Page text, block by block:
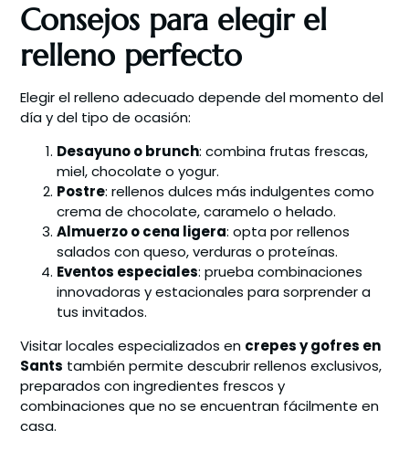
Consejos para elegir el
relleno perfecto
Elegir el relleno adecuado depende del momento del
día y del tipo de ocasión:
Desayuno o brunch: combina frutas frescas,
miel, chocolate o yogur.
Postre: rellenos dulces más indulgentes como
crema de chocolate, caramelo o helado.
Almuerzo o cena ligera: opta por rellenos
salados con queso, verduras o proteínas.
Eventos especiales: prueba combinaciones
innovadoras y estacionales para sorprender a
tus invitados.
Visitar locales especializados en crepes y gofres en
Sants también permite descubrir rellenos exclusivos,
preparados con ingredientes frescos y
combinaciones que no se encuentran fácilmente en
casa.